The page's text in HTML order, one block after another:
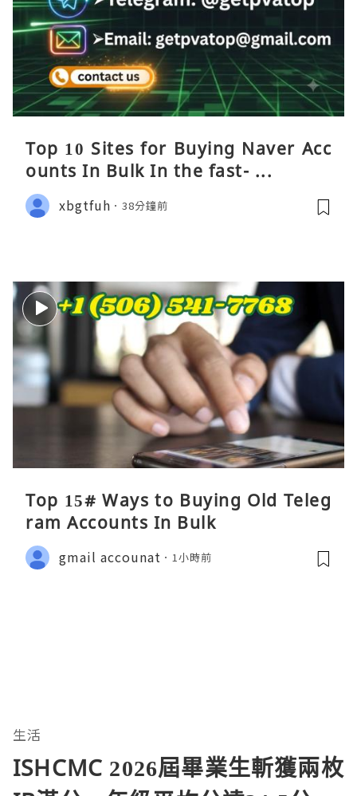
Top 10 Sites for Buying Naver Acc
ounts In Bulk In the fast- ...
xbgtfuh 38分鐘前
Top 15# Ways to Buying Old Teleg
ram Accounts In Bulk
gmail accounat 1小時前
生活
ISHCMC 2026屆畢業生斬獲兩枚